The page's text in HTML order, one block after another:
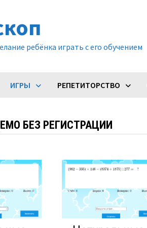
ребёнка играть с его обучением
ИГРЫ РЕПЕТИТОРСТВО
БЕЗ РЕГИСТРАЦИИ